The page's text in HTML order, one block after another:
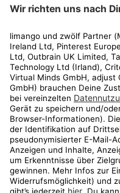
Kundenservice
Shop
Aktionen
Travel